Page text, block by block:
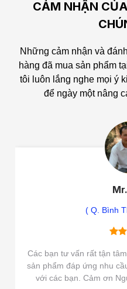
CẢM NHẬN
Những cảm nhận và
hàng đã mua sản phẩm
tôi luôn lắng nghe mọi ý
để ngày một nâng
( Q. Bình
Các bạn tư vấn rất tận
sản phẩm đáp ứng nhu
với các bạn. Cảm ơn